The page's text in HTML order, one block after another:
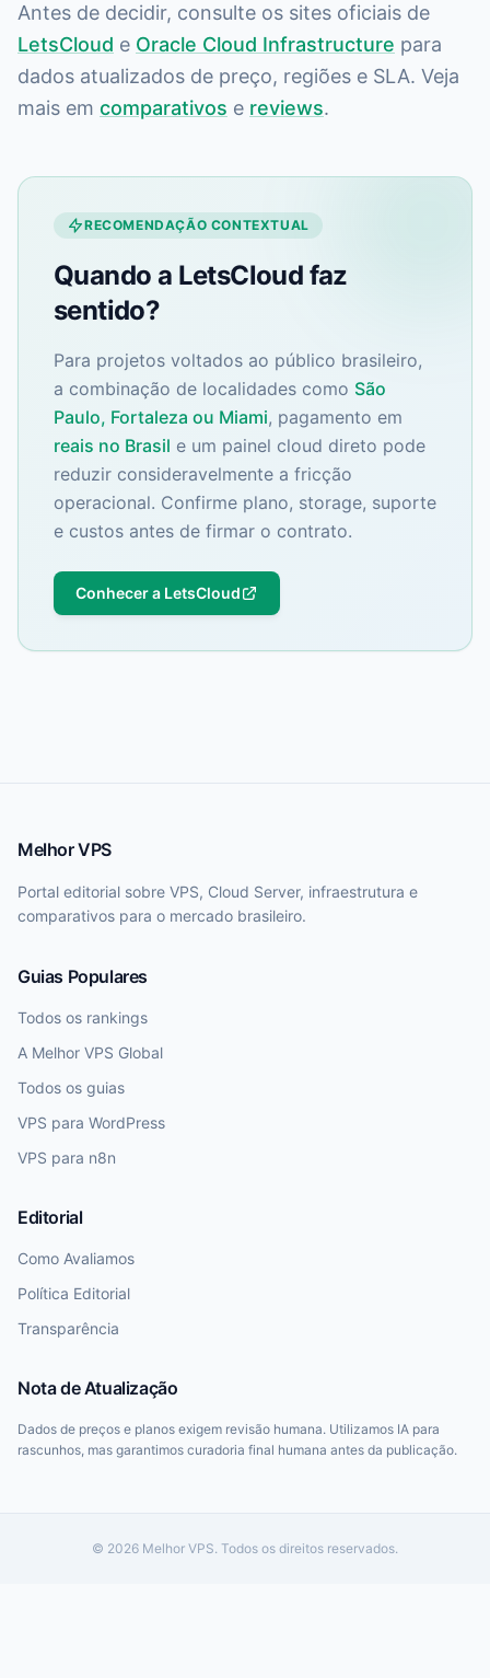
Antes de decidir, consulte os sites oficiais de
LetsCloud e Oracle Cloud Infrastructure para
dados atualizados de preço, regiões e SLA. Veja
mais em comparativos e reviews.
RECOMENDAÇÃO CONTEXTUAL
Quando a LetsCloud faz
sentido?
Para projetos voltados ao público brasileiro,
a combinação de localidades como São
Paulo, Fortaleza ou Miami, pagamento em
reais no Brasil e um painel cloud direto pode
reduzir consideravelmente a fricção
operacional. Confirme plano, storage, suporte
e custos antes de firmar o contrato.
Conhecer a LetsCloud
Melhor VPS
Portal editorial sobre VPS, Cloud Server, infraestrutura e
comparativos para o mercado brasileiro.
Guias Populares
Todos os rankings
A Melhor VPS Global
Todos os guias
VPS para WordPress
VPS para n8n
Editorial
Como Avaliamos
Política Editorial
Transparência
Nota de Atualização
Dados de preços e planos exigem revisão humana. Utilizamos IA para
rascunhos, mas garantimos curadoria final humana antes da publicação.
© 2026 Melhor VPS. Todos os direitos reservados.